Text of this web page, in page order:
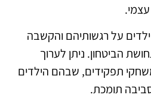
עצמי.
על רגשותיהם והקשבה
הביטחון. ניתן לערוך
תפקידים, שבהם הילדים
תומכת.